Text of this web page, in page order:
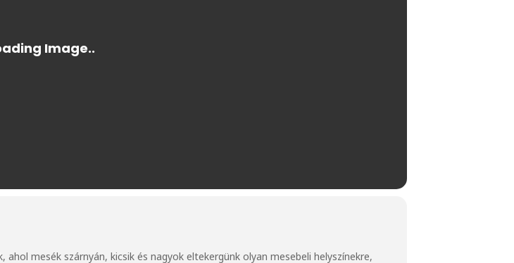
mesék szárnyán, kicsik és nagyok eltekergünk olyan mesebeli helyszínekre,